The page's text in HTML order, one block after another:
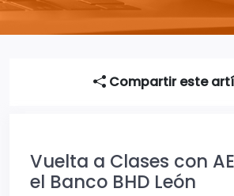
Compartir este
Vuelta a Clases con
el Banco BHD León